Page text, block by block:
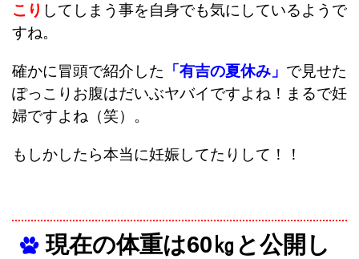
こり してしまう事を自身でも気にしているようで
すね。
確かに冒頭で紹介した 「有吉の夏休み」 で見せた
ぽっこりお腹はだいぶヤバイですよね！まるで妊
婦ですよね（笑）。
もしかしたら本当に妊娠してたりして！！
現在の体重は60㎏と公開し